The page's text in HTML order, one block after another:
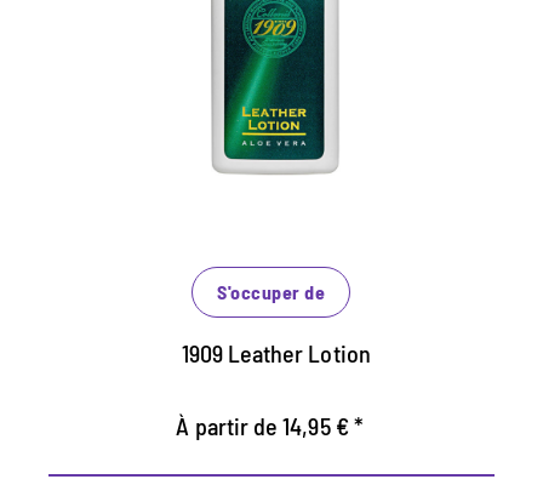
lisse de haute qualité
Maintient et régénère le cuir lisse
Protège le matériau de la perte d'humidité
Avec l'aloe vera et des huiles précieuses
S'occuper de
1909 Leather Lotion
À partir de 14,95 € *